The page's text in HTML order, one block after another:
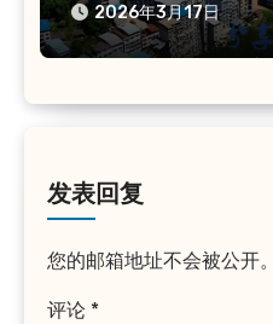
2026年3月17日
发表回复
您的邮箱地址不会被公开。
评论 *